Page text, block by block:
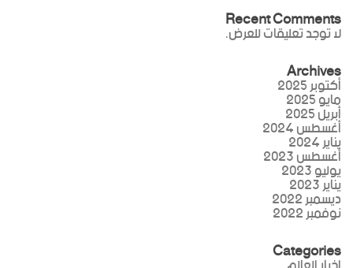
Recent Comments
لا توجد تعليقات للعرض.
Archives
أكتوبر 2025
مايو 2025
أبريل 2025
أغسطس 2024
يناير 2024
أغسطس 2023
يوليو 2023
يناير 2023
ديسمبر 2022
نوفمبر 2022
Categories